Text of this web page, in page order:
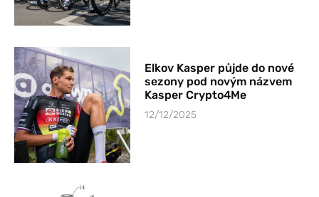
Elkov Kasper půjde do nové
sezony pod novým názvem
Kasper Crypto4Me
12/12/2025